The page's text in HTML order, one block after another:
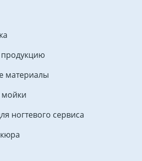
материалы
мойки
ногтевого сервиса